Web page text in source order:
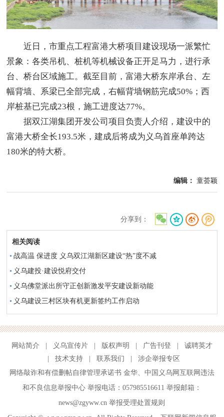
近日，市重点工程富港大桥项目建设现场一派繁忙
景象：各类吊机、桩机等机械设备正开足马力，进行承
台、桥台区域施工。截至目前，富港大桥东岸承台、左
幅背墙、系梁已全部完成，右幅背墙钢筋完成50%；西
岸桩基已完成23根，施工进度达77%。
据双江湖集团开发公司项目负责人介绍，建设中的
富港大桥全长193.5米，建成后将成为义乌首座单跨达
180米的特大桥。
编辑： 童荟颖
分享到：
相关阅读
战高温 保进度 义乌双江湖新区建设“热”度不减
义乌建投·建设悦府交付
义乌佛堂派出所守正创新激发平安建设新动能
义乌建设三村区块有机更新签约工作启动
网站简介 义乌宣传片 版权声明 广告刊登
诚聘英才
技术支持 联系我们
涉企举报专区
网络敲诈和有偿删帖自律管理承诺书 金华、 中国义乌网互联网违法
和不良信息举报中心举报电话：057985516611 举报邮箱：
news@zgyww.cn举报受理处置规则